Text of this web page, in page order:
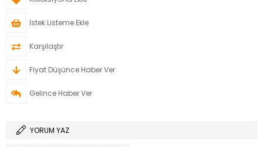
İstek Listeme Ekle
Karşılaştır
Fiyat Düşünce Haber Ver
Gelince Haber Ver
YORUM YAZ